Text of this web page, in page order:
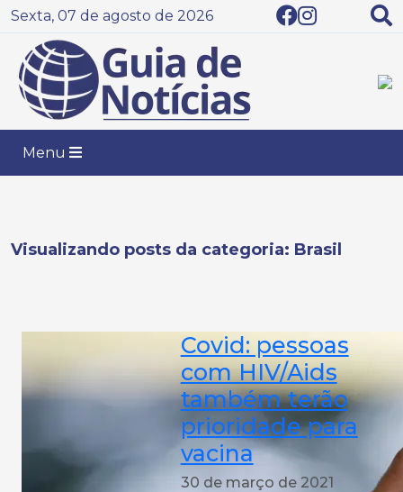
Sexta, 07 de agosto de 2026
Menu
Visualizando posts da categoria: Brasil
Covid: pessoas
com HIV/Aids
também terão
prioridade para
vacina
30 de março de 2021